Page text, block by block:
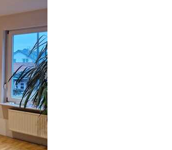
para empapelar.
suave. Los murales de pared
con agua.
Premium